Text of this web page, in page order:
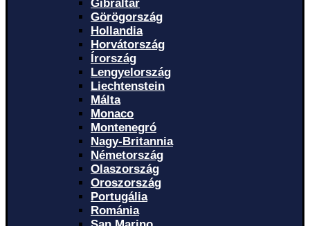
Gibraltár
Görögország
Hollandia
Horvátország
Írország
Lengyelország
Liechtenstein
Málta
Monaco
Montenegró
Nagy-Britannia
Németország
Olaszország
Oroszország
Portugália
Románia